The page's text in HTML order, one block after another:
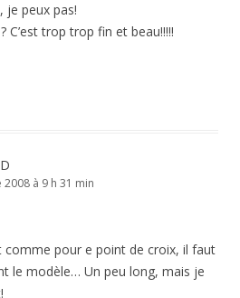
je peux pas!
C’est trop trop fin et beau!!!!!
à 9 h 31 min
comme pour e point de croix, il faut
le modèle… Un peu long, mais je